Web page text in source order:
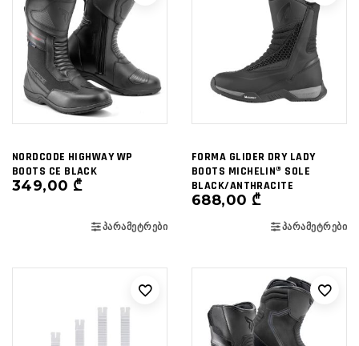
NORDCODE HIGHWAY WP
BOOTS CE BLACK
349,00 ₾
ᲞᲐᲠᲐᲛᲔᲢᲠᲔᲑᲘ
FORMA GLIDER DRY LADY
BOOTS MICHELIN® SOLE
BLACK/ANTHRACITE
688,00 ₾
ᲞᲐᲠᲐᲛᲔᲢᲠᲔᲑᲘ